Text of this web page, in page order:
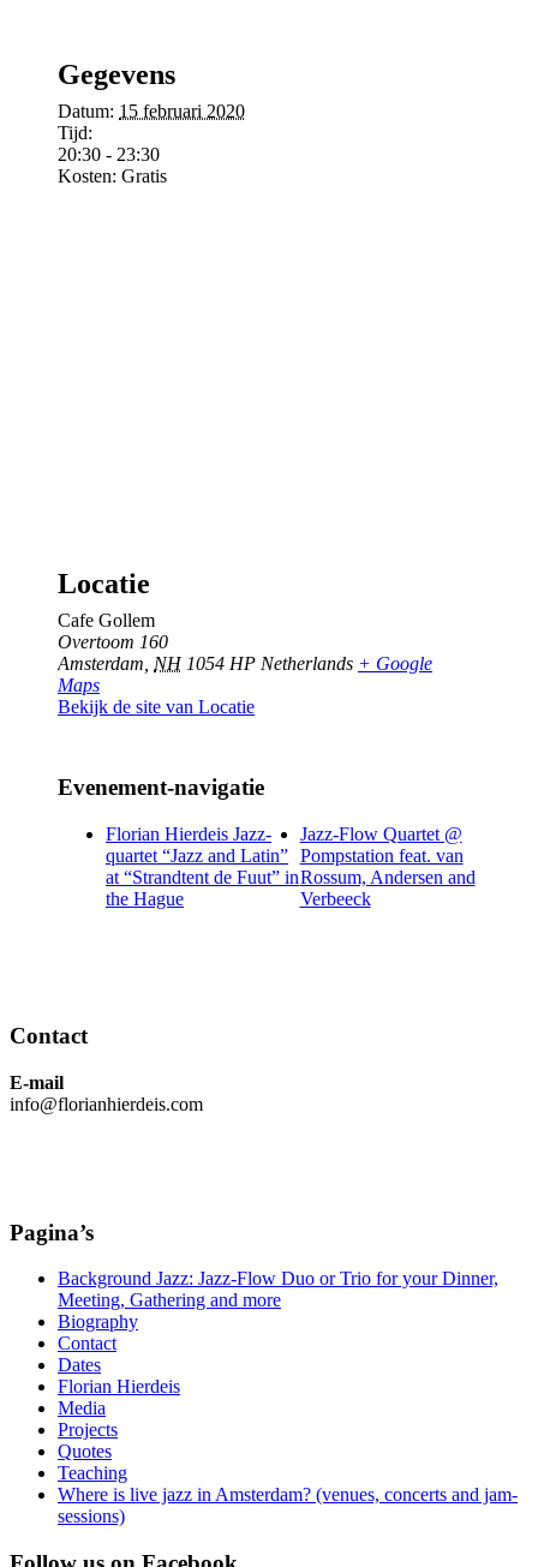
Gegevens
Datum: 15 februari 2020
Tijd:
20:30 - 23:30
Kosten: Gratis
Locatie
Cafe Gollem
Overtoom 160
Amsterdam NH 1054 HP Netherlands + Google
Maps
Bekijk de site van Locatie
Evenement-navigatie
Florian Hierdeis Jazz-
quartet “Jazz and Latin”
at “Strandtent de Fuut” in
the Hague
Jazz-Flow Quartet @
Pompstation feat. van
Rossum, Andersen and
Verbeeck
Contact
E-mail
info@florianhierdeis.com
Pagina’s
Background Jazz: Jazz-Flow Duo or Trio for your Dinner,
Meeting, Gathering and more
Biography
Contact
Dates
Florian Hierdeis
Media
Projects
Quotes
Teaching
Where is live jazz in Amsterdam? (venues, concerts and jam-
sessions)